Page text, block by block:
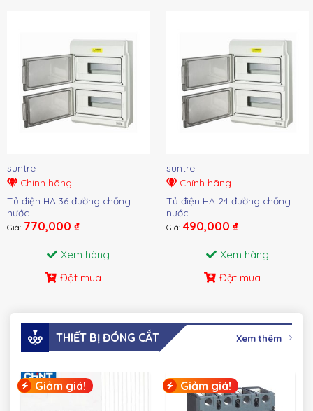
suntre
Chính hãng
Tủ điện HA 36 đường chống
nước
Giá: 770,000 ₫
Xem hàng
Đặt mua
suntre
Chính hãng
Tủ điện HA 24 đường chống
nước
Giá: 490,000 ₫
Xem hàng
Đặt mua
THIẾT BỊ ĐÓNG CẮT Xem thêm
Giảm giá! Giảm giá!